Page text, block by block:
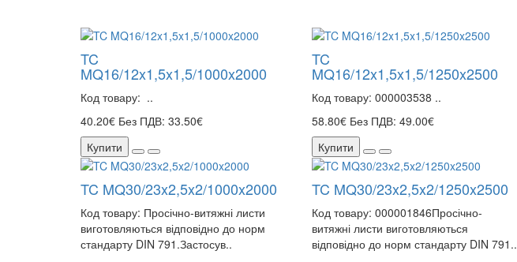
TC
MQ16/12x1,5x1,5/1000x2000
Код товару: ..
40.20€ Без ПДВ: 33.50€
Купити
TC
MQ16/12x1,5x1,5/1250x2500
Код товару: 000003538 ..
58.80€ Без ПДВ: 49.00€
Купити
TC MQ30/23x2,5x2/1000x2000
Код товару: Просічно-витяжні листи
виготовляються відповідно до норм
стандарту DIN 791.Застосув..
TC MQ30/23x2,5x2/1250x2500
Код товару: 000001846Просічно-
витяжні листи виготовляються
відповідно до норм стандарту DIN 791..